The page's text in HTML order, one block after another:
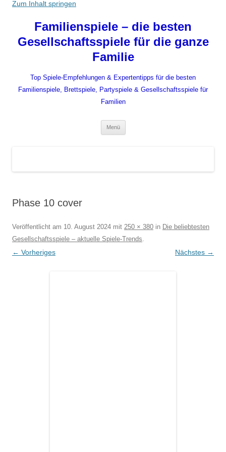
Zum Inhalt springen
Familienspiele – die besten
Gesellschaftsspiele für die ganze
Familie
Top Spiele-Empfehlungen & Expertentipps für die besten
Familienspiele, Brettspiele, Partyspiele & Gesellschaftsspiele für
Familien
Menü
Phase 10 cover
Veröffentlicht am 10. August 2024 mit 250 × 380 in Die beliebtesten
Gesellschaftsspiele – aktuelle Spiele-Trends.
← Vorheriges Nächstes →